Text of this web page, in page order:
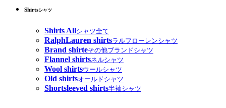
Shirtsシャツ
Shirts Allシャツ全て
RalphLauren shirtsラルフローレンシャツ
Brand shirteその他ブランドシャツ
Flannel shirtsネルシャツ
Wool shirtsウールシャツ
Old shirtsオールドシャツ
Shortsleeved shirts半袖シャツ